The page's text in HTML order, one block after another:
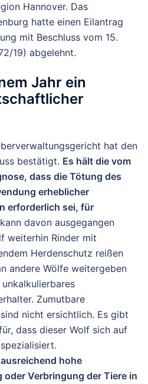
Hannover. Das
hatte einen Eilantrag
mit Beschluss vom 15.
19) abgelehnt.
Jahr ein
hat den
bestätigt. Es hält die vom
dass die Tötung des
erheblicher
erforderlich sei, für
davon ausgegangen
weiterhin Rinder mit
Herdenschutz reißen
andere Wölfe weitergeben
Zumutbare
nicht ersichtlich. Es gibt
dass dieser Wolf sich auf
hohe
Verbringung der Tiere in